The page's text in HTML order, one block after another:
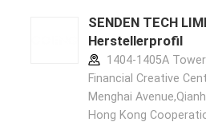
SENDEN TECH
Herstellerprofil
1404-1405A
Financial Creative
Menghai
Hong Kong